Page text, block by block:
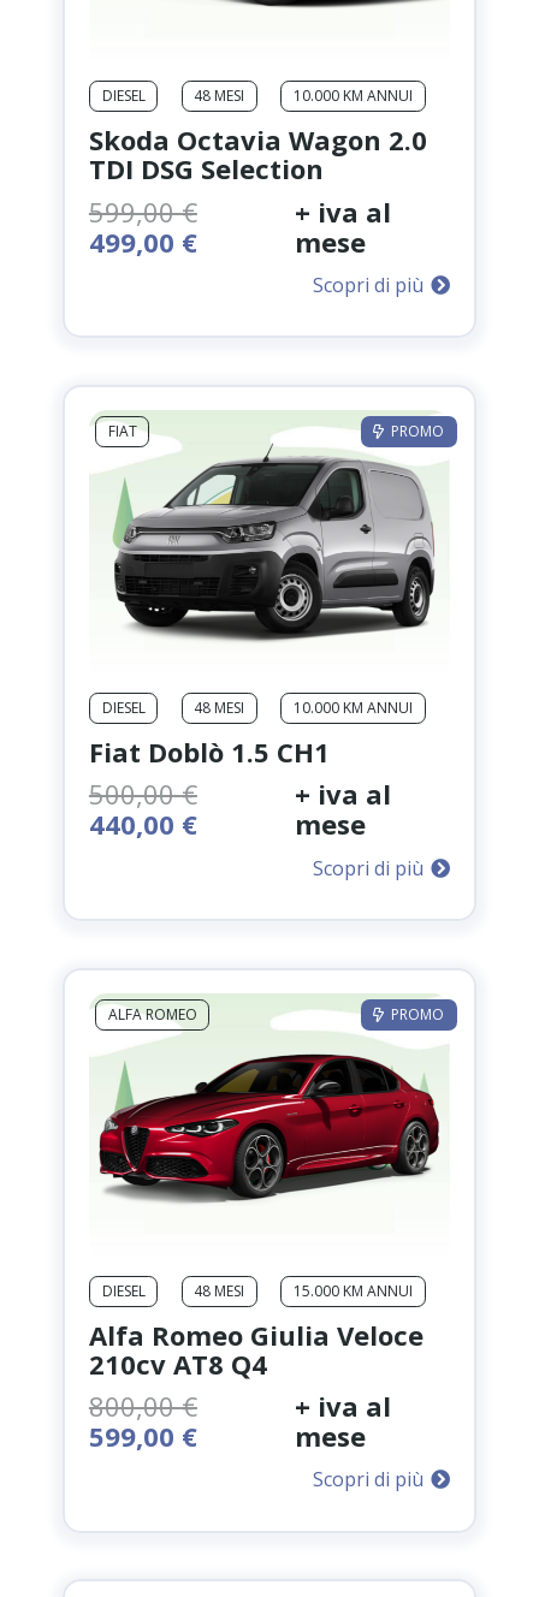
DIESEL 48 MESI 10.000 KM ANNUI
Skoda Octavia Wagon 2.0
TDI DSG Selection
599,00€
Il
era:
499,00 €Il
è:
+ iva al
mese
Scopri di più
FIAT PROMO
DIESEL 48 MESI 10.000 KM ANNUI
Fiat Doblò 1.5 CH1
500,00€
Il
era:
440,00 €Il
è:
+ iva al
mese
Scopri di più
ALFA ROMEO PROMO
DIESEL 48 MESI 15.000 KM ANNUI
Alfa Romeo Giulia Veloce
210cv AT8 Q4
800,00€
Il
era:
599,00 €Il
è:
+ iva al
mese
Scopri di più